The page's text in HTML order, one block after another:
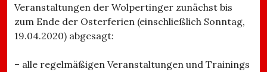
Veranstaltungen der Wolpertinger zunächst bis
zum Ende der Osterferien (einschließlich Sonntag,
19.04.2020) abgesagt:
– alle regelmäßigen Veranstaltungen und Trainings